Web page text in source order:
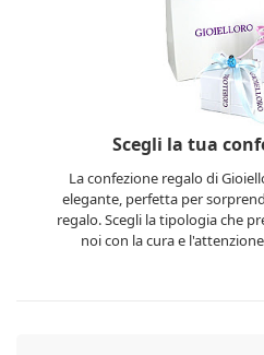
Scegli la tua
La confezione regalo di
elegante, perfetta per
regalo. Scegli la tipologia che
noi con la cura e